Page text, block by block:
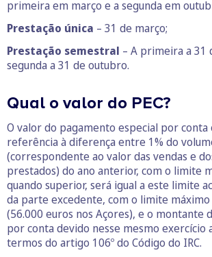
primeira em março e a segunda em
Prestação única – 31 de março;
Prestação semestral – A primeira a 31
segunda a 31 de outubro.
Qual o valor do PEC?
O valor do pagamento especial por conta
referência à diferença entre 1% do
(correspondente ao valor das vendas e
prestados) do ano anterior, com o limite
quando superior, será igual a este limite
da parte excedente, com o limite máximo
(56.000 euros nos Açores), e o montante
por conta devido nesse mesmo exercício
termos do artigo 106º do Código do IRC.